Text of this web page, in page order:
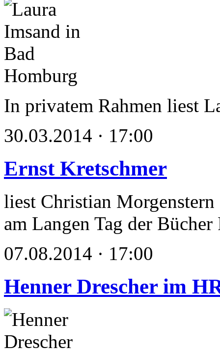
In privatem Rahmen liest
30.03.2014 · 17:00
Ernst Kretschmer
liest Christian Morgenstern
am Langen Tag der
07.08.2014 · 17:00
Henner Drescher im